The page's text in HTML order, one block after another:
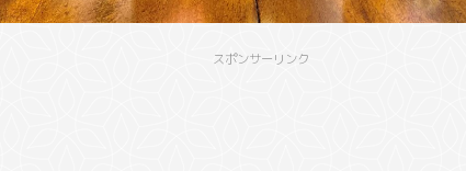
スポンサーリンク